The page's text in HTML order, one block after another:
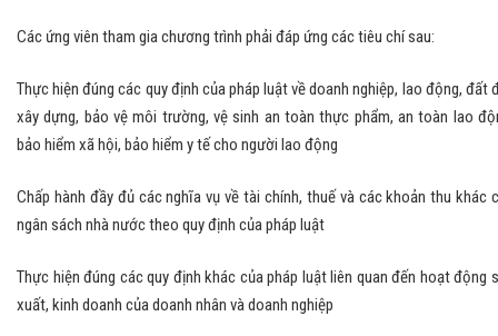
Các ứng viên tham gia chương trình phải đáp ứng các tiêu chí sau:
Thực hiện đúng các quy định của pháp luật về doanh nghiệp, lao động, đất
xây dựng, bảo vệ môi trường, vệ sinh an toàn thực phẩm, an toàn lao
bảo hiểm xã hội, bảo hiểm y tế cho người lao động
Chấp hành đầy đủ các nghĩa vụ về tài chính, thuế và các khoản thu khác
ngân sách nhà nước theo quy định của pháp luật
Thực hiện đúng các quy định khác của pháp luật liên quan đến hoạt động
xuất, kinh doanh của doanh nhân và doanh nghiệp